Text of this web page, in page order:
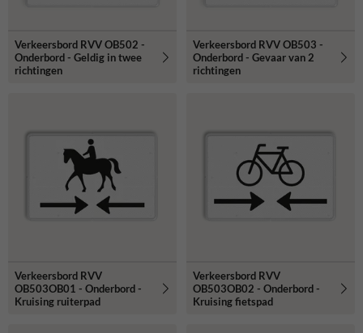
Verkeersbord RVV OB502 -
Onderbord - Geldig in twee
richtingen
Verkeersbord RVV OB503 -
Onderbord - Gevaar van 2
richtingen
Verkeersbord RVV
OB503OB01 - Onderbord -
Kruising ruiterpad
Verkeersbord RVV
OB503OB02 - Onderbord -
Kruising fietspad